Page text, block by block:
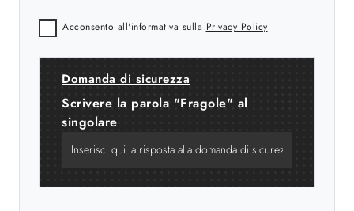
Acconsento all'informativa sulla Privacy Policy
Domanda di sicurezza
Scrivere la parola "Fragole" al
singolare